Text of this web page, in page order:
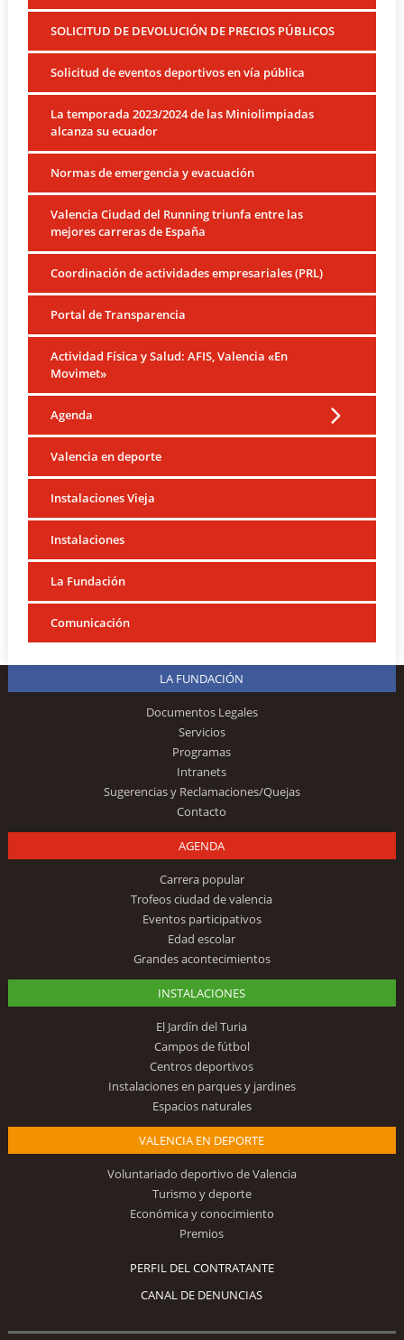
SOLICITUD DE DEVOLUCIÓN DE PRECIOS PÚBLICOS
Solicitud de eventos deportivos en vía pública
La temporada 2023/2024 de las Miniolimpiadas
alcanza su ecuador
Normas de emergencia y evacuación
Valencia Ciudad del Running triunfa entre las
mejores carreras de España
Coordinación de actividades empresariales (PRL)
Portal de Transparencia
Actividad Física y Salud: AFIS, Valencia «En
Movimet»
Agenda
Valencia en deporte
Instalaciones Vieja
Instalaciones
La Fundación
Comunicación
LA FUNDACIÓN
Documentos Legales
Servicios
Programas
Intranets
Sugerencias y Reclamaciones/Quejas
Contacto
AGENDA
Carrera popular
Trofeos ciudad de valencia
Eventos participativos
Edad escolar
Grandes acontecimientos
INSTALACIONES
El Jardín del Turia
Campos de fútbol
Centros deportivos
Instalaciones en parques y jardines
Espacios naturales
VALENCIA EN DEPORTE
Voluntariado deportivo de Valencia
Turismo y deporte
Económica y conocimiento
Premios
PERFIL DEL CONTRATANTE
CANAL DE DENUNCIAS